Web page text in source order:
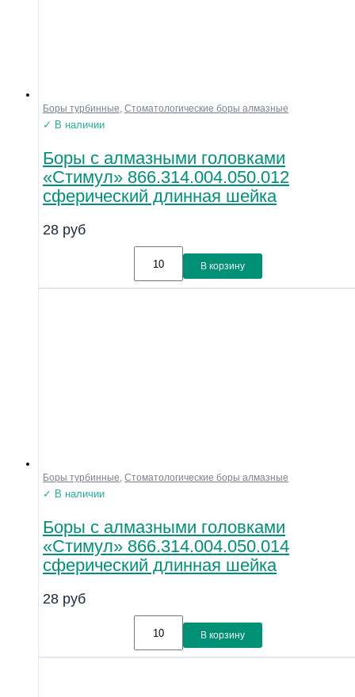
Боры турбинные Стоматологические боры алмазные
✓ В наличии
Боры с алмазными головками
«Стимул» 866.314.004.050.012
сферический длинная шейка
28 руб
В корзину
Боры турбинные, Стоматологические боры алмазные
✓ В наличии
Боры с алмазными головками
«Стимул» 866.314.004.050.014
сферический длинная шейка
28 руб
В корзину